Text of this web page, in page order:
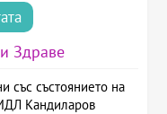
Здраве
със състоянието на
Кандиларов